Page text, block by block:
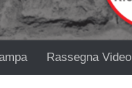
Rassegna Video